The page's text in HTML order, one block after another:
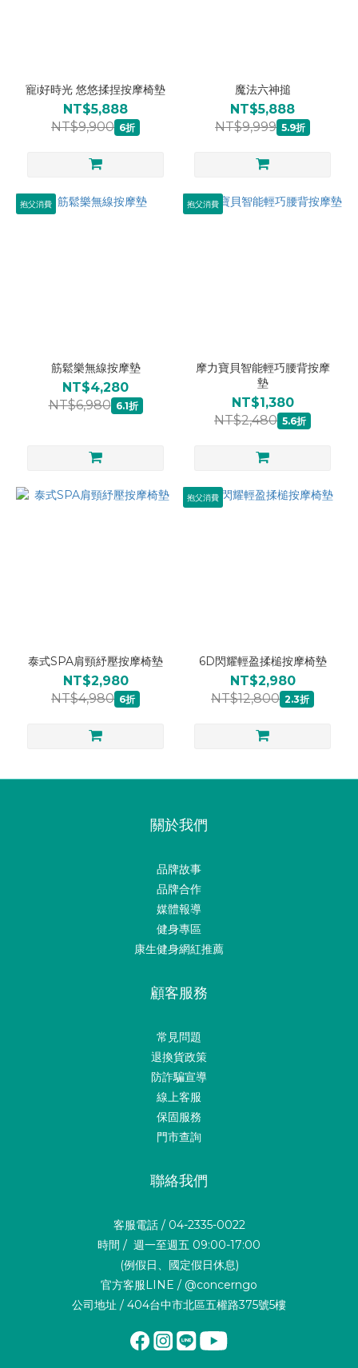
寵i好時光 悠悠揉捏按摩椅墊
NT$5,888
NT$9,900 6折
魔法六神搥
NT$5,888
NT$9,999 5.9折
抱父消費
筋鬆樂無線按摩墊
NT$4,280
NT$6,980 6.1折
抱父消費
摩力寶貝智能輕巧腰背按摩
墊
NT$1,380
NT$2,480 5.6折
泰式SPA肩頸紓壓按摩椅墊
NT$2,980
NT$4,980 6折
抱父消費
6D閃耀輕盈揉槌按摩椅墊
NT$2,980
NT$12,800 2.3折
關於我們
品牌故事
品牌合作
媒體報導
健身專區
康生健身網紅推薦
顧客服務
常見問題
退換貨政策
防詐騙宣導
線上客服
保固服務
門市查詢
聯絡我們
客服電話 / 04-2335-0022
時間 / 週一至週五 09:00-17:00
(例假日、國定假日休息)
官方客服LINE / @concerngo
公司地址 / 404台中市北區五權路375號5樓